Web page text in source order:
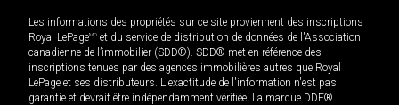
Les informations des propriétés sur ce site proviennent des inscriptions
Royal LePageMD et du service de distribution de données de l'Association
canadienne de l’immobilier (SDD®). SDD® met en référence des
inscriptions tenues par des agences immobilières autres que Royal
LePage et ses distributeurs. L'exactitude de l'information n'est pas
garantie et devrait être indépendamment vérifiée. La marque DDF®